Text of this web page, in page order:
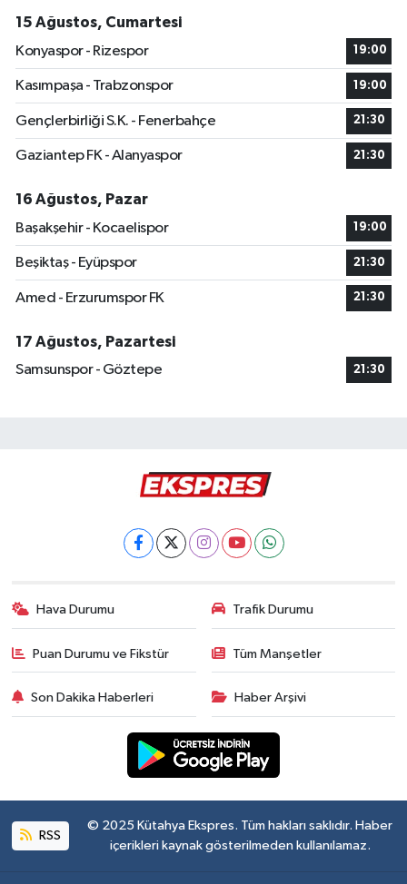
15 Ağustos, Cumartesi
Konyaspor - Rizespor
19:00
Kasımpaşa - Trabzonspor 19:00
Gençlerbirliği S.K. - Fenerbahçe 21:30
Gaziantep FK - Alanyaspor 21:30
16 Ağustos, Pazar
Başakşehir - Kocaelispor
19:00
Beşiktaş - Eyüpspor 21:30
Amed - Erzurumspor FK 21:30
17 Ağustos, Pazartesi
Samsunspor - Göztepe
21:30
Hava Durumu Trafik Durumu
Puan Durumu ve Fikstür Tüm Manşetler
Son Dakika Haberleri Haber Arşivi
RSS
© 2025 Kütahya Ekspres. Tüm hakları saklıdır. Haber
içerikleri kaynak gösterilmeden kullanılamaz.